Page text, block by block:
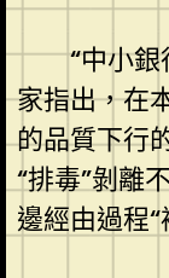
“中小
家指出，在
的品質下行
“排毒”剝離
邊經由過程